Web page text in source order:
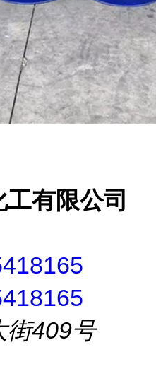
有限公司
街409号